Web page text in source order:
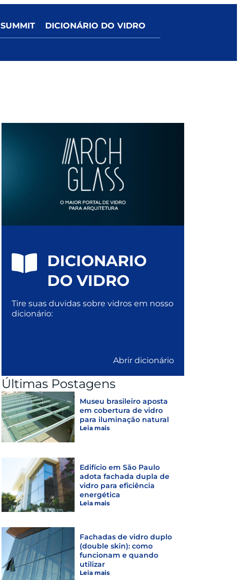
SUMMIT DICIONÁRIO DO VIDRO
DICIONARIO
DO VIDRO
Tire suas duvidas sobre vidros em nosso
dicionário:
Abrir dicionário
Últimas Postagens
Museu brasileiro aposta
em cobertura de vidro
para iluminação natural
Leia mais
Edifício em São Paulo
adota fachada dupla de
vidro para eficiência
energética
Leia mais
Fachadas de vidro duplo
(double skin): como
funcionam e quando
utilizar
Leia mais